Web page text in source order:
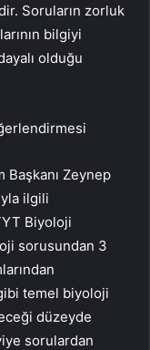
Soruların zorluk
bilgiyi
olduğu
Başkanı Zeynep
ilgili
Biyoloji
sorusundan 3
temel biyoloji
düzeyde
sorulardan